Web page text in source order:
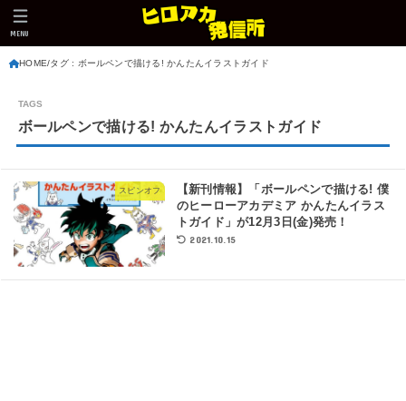
MENU
HOME タグ : ボールペンで描ける! かんたんイラストガイド
ボールペンで描ける! かんたんイラストガイド
スピンオフ
【新刊情報】「ボールペンで描ける! 僕
のヒーローアカデミア かんたんイラス
トガイド」が12月3日(金)発売！
2021.10.15